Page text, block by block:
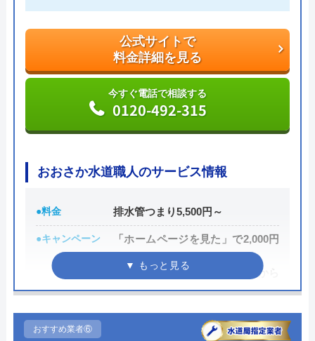
料金詳細を見る
今すぐ電話で相談する
0120-002-513
代表者 森吉寛裕
所在地
〒450-6319
愛知県名古屋市中村区名駅1-1-1 JPタ
ワー名古屋19F
公式サイトで
料金詳細を見る
今すぐ電話で相談する
0120-492-315
おおさか水道職人のサービス情報
●料金 排水管つまり5,500円～
●キャンペーン
「ホームページを見た」で2,000円
OFF
新規限定シルバー割 作業料金から
10%引き
●駆けつけ時間 ―
おすすめ業者⑥